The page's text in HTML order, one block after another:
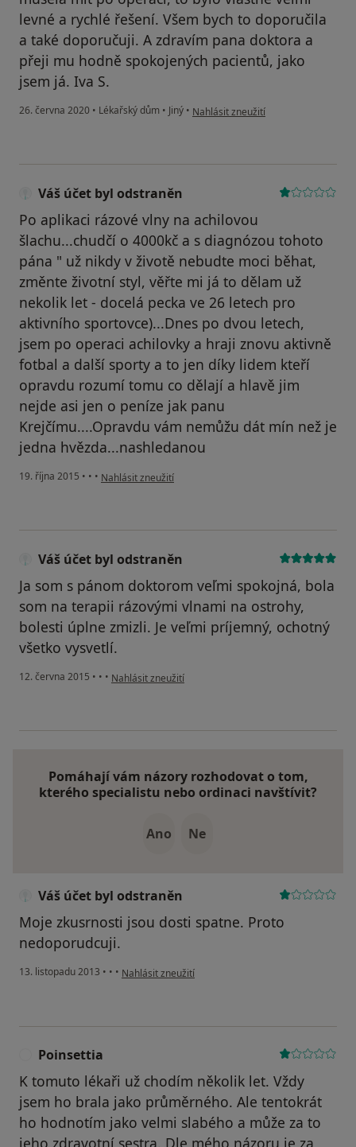
levné a rychlé řešení. Všem bych to doporučila
a také doporučuji. A zdravím pana doktora a
přeji mu hodně spokojených pacientů, jako
jsem já. Iva S.
26. června 2020 • Lékařský dům • Jiný • podle názoru uživatele Iva S.
Nahlásit zneužití
Váš účet byl odstraněn
Po aplikaci rázové vlny na achilovou
šlachu...chudčí o 4000kč a s diagnózou tohoto
pána " už nikdy v životě nebudte moci běhat,
změnte životní styl, věřte mi já to dělam už
nekolik let - docelá pecka ve 26 letech pro
aktivního sportovce)...Dnes po dvou letech,
jsem po operaci achilovky a hraji znovu aktivně
fotbal a další sporty a to jen díky lidem kteří
opravdu rozumí tomu co dělají a hlavě jim
nejde asi jen o peníze jak panu
Krejčímu....Opravdu vám nemůžu dát mín než je
jedna hvězda...nashledanou
19. října 2015 • • • podle názoru uživatele Váš účet byl odstraněn
Nahlásit zneužití
Váš účet byl odstraněn
Ja som s pánom doktorom veľmi spokojná, bola
som na terapii rázovými vlnami na ostrohy,
bolesti úplne zmizli. Je veľmi príjemný, ochotný
všetko vysvetlí.
12. června 2015 • • • podle názoru uživatele Váš účet byl odstraněn
Nahlásit zneužití
Pomáhají vám názory rozhodovat o tom,
kterého specialistu nebo ordinaci navštívit?
Ano Ne
Váš účet byl odstraněn
Moje zkusrnosti jsou dosti spatne. Proto
nedoporudcuji.
13. listopadu 2013 • • • podle názoru uživatele Váš účet byl odstraněn
Nahlásit zneužití
Poinsettia
K tomuto lékaři už chodím několik let. Vždy
jsem ho brala jako průměrného. Ale tentokrát
ho hodnotím jako velmi slabého a může za to